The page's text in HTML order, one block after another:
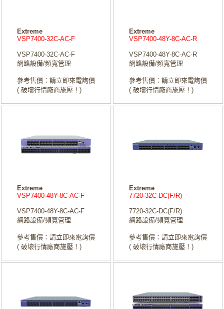
Extreme
VSP7400-32C-AC-F
VSP7400-32C-AC-F
網路設備/頻寬管理
參考售價：請立即來電詢價
( 破壞行情廠商施壓！)
Extreme
VSP7400-48Y-8C-AC-R
VSP7400-48Y-8C-AC-R
網路設備/頻寬管理
參考售價：請立即來電詢價
( 破壞行情廠商施壓！)
Extreme
VSP7400-48Y-8C-AC-F
VSP7400-48Y-8C-AC-F
網路設備/頻寬管理
參考售價：請立即來電詢價
( 破壞行情廠商施壓！)
Extreme
7720-32C-DC(F/R)
7720-32C-DC(F/R)
網路設備/頻寬管理
參考售價：請立即來電詢價
( 破壞行情廠商施壓！)